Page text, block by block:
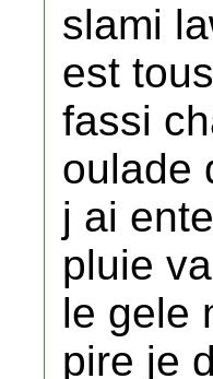
slami
est
fassi
oulade
j ai
pluie
le gele
pire je